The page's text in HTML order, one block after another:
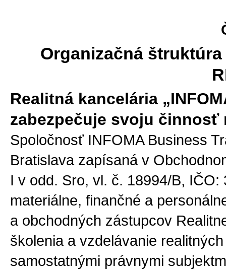
Organizačná
Realitná kancelária
zabezpečuje svoju činnosť
Spoločnosť INFOMA Business
Bratislava zapísaná v
I v odd. Sro, vl. č. 18994/B,
materiálne, finančné a
a obchodných zástupcov
školenia a vzdelávanie
samostatnými právnymi